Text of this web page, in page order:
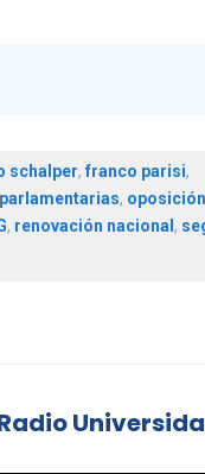
schalper,franco parisi,
, oposición
, renovación nacional,